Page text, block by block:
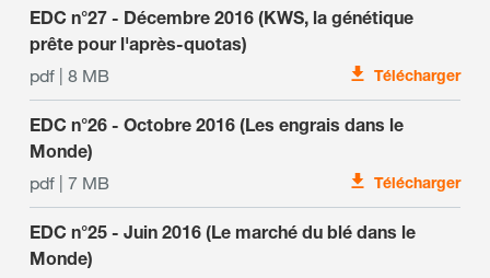
EDC n°27 - Décembre 2016 (KWS, la génétique
prête pour l'après-quotas)
pdf | 8 MB
Télécharger
EDC n°26 - Octobre 2016 (Les engrais dans le
Monde)
pdf | 7 MB
Télécharger
EDC n°25 - Juin 2016 (Le marché du blé dans le
Monde)